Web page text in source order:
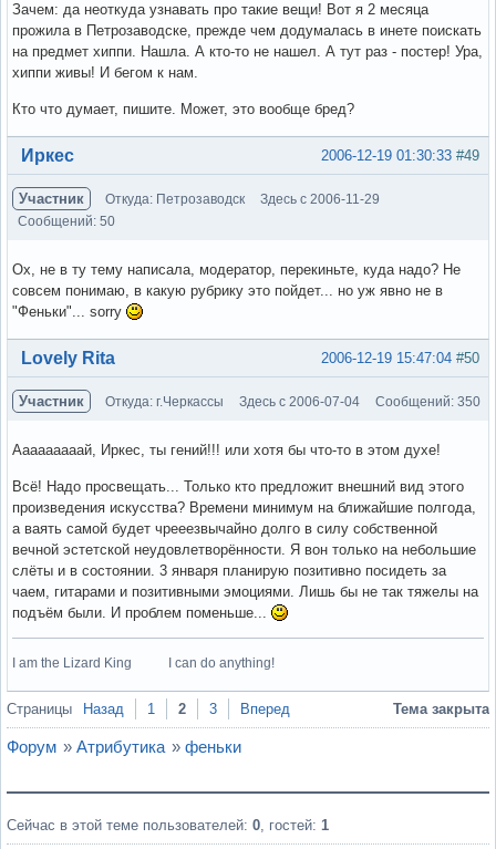
Зачем: да неоткуда узнавать про такие вещи! Вот я 2 месяца
прожила в Петрозаводске, прежде чем додумалась в инете поискать
на предмет хиппи. Нашла. А кто-то не нашел. А тут раз - постер! Ура,
хиппи живы! И бегом к нам.
Кто что думает, пишите. Может, это вообще бред?
Вне форума #49
2006-12-19 01:30:33
Иркес
Участник Откуда: Петрозаводск
Здесь с 2006-11-29
Сообщений: 50
Ох, не в ту тему написала, модератор, перекиньте, куда надо? Не
совсем понимаю, в какую рубрику это пойдет... но уж явно не в
"Феньки"... sorry
Вне форума #50
2006-12-19 15:47:04
Lovely Rita
Участник Откуда: г.Черкассы Здесь с 2006-07-04 Сообщений: 350
Ааааааааай, Иркес, ты гений!!! или хотя бы что-то в этом духе!
Всё! Надо просвещать... Только кто предложит внешний вид этого
произведения искусства? Времени минимум на ближайшие полгода,
а ваять самой будет чрееезвычайно долго в силу собственной
вечной эстетской неудовлетворённости. Я вон только на небольшие
слёты и в состоянии. 3 января планирую позитивно посидеть за
чаем, гитарами и позитивными эмоциями. Лишь бы не так тяжелы на
подъём были. И проблем поменьше...
I am the Lizard King I can do anything!
Вне форума
Страницы Назад 1 2 3 Вперед Тема закрыта
Форум » Атрибутика » феньки
Сейчас в этой теме пользователей: 0, гостей: 1